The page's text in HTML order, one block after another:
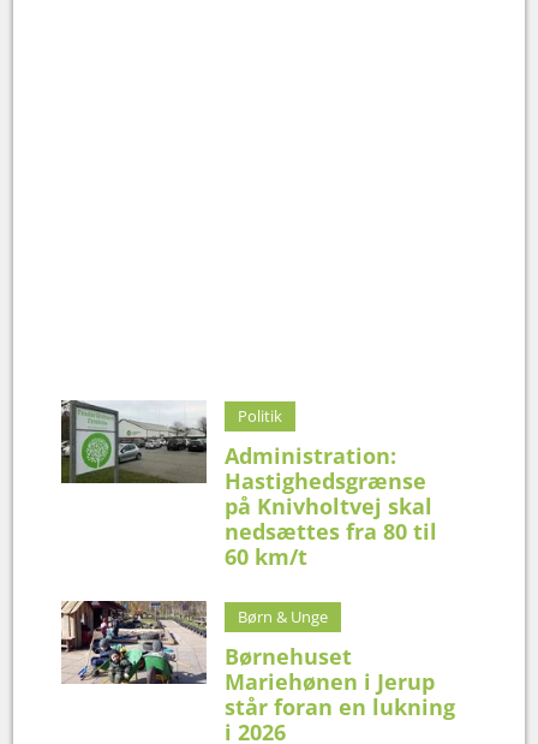
Politik
Administration:
Hastighedsgrænse
på Knivholtvej skal
nedsættes fra 80 til
60 km/t
Børn & Unge
Børnehuset
Mariehønen i Jerup
står foran en lukning
i 2026